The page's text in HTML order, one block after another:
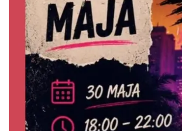
IX Festiwal Sera na Skolnitym
Wisła
8.51 km